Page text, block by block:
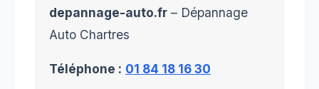
depannage-auto.fr – Dépannage
Auto Chartres
Téléphone : 01 84 18 16 30